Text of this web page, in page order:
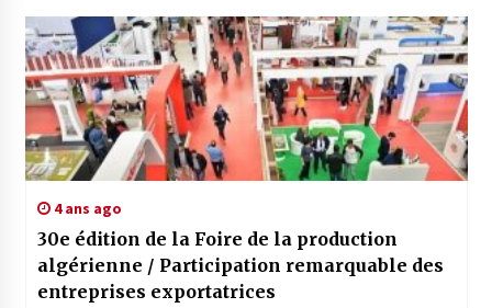
4 ans ago
30e édition de la Foire de la production
algérienne / Participation remarquable des
entreprises exportatrices